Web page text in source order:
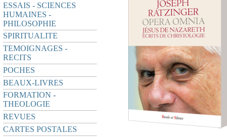
ESSAIS - SCIENCES
HUMAINES -
PHILOSOPHIE
SPIRITUALITE
TEMOIGNAGES -
RECITS
POCHES
BEAUX-LIVRES
FORMATION -
THEOLOGIE
REVUES
CARTES POSTALES